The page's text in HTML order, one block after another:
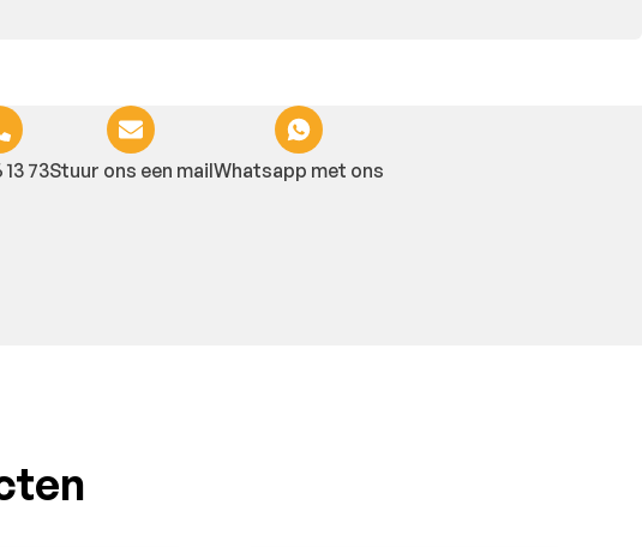
13 73Stuur ons een mailWhatsapp met ons